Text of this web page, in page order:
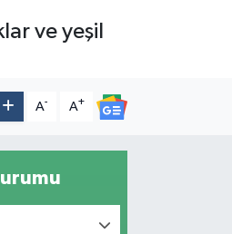
ve yeşil
A- A+